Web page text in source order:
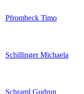
Pfrombeck Timo
Schillinger Michaela
Schraml Gudrun